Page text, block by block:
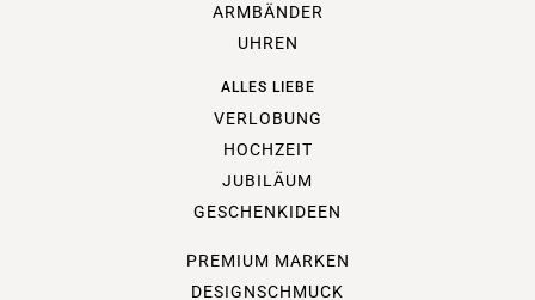
ARMBÄNDER
UHREN
ALLES LIEBE
VERLOBUNG
HOCHZEIT
JUBILÄUM
GESCHENKIDEEN
PREMIUM MARKEN
DESIGNSCHMUCK